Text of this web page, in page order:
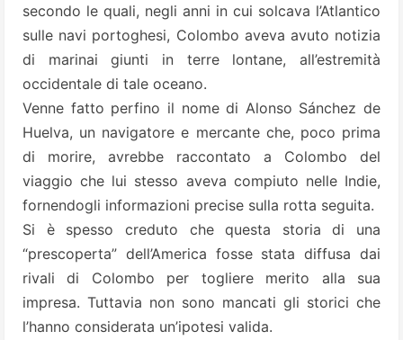
secondo le quali, negli anni in cui solcava l’Atlantico
sulle navi portoghesi, Colombo aveva avuto notizia
di marinai giunti in terre lontane, all’estremità
occidentale di tale oceano.
Venne fatto perfino il nome di Alonso Sánchez de
Huelva, un navigatore e mercante che, poco prima
di morire, avrebbe raccontato a Colombo del
viaggio che lui stesso aveva compiuto nelle Indie,
fornendogli informazioni precise sulla rotta seguita.
Si è spesso creduto che questa storia di una
“prescoperta” dell’America fosse stata diffusa dai
rivali di Colombo per togliere merito alla sua
impresa. Tuttavia non sono mancati gli storici che
l’hanno considerata un’ipotesi valida.